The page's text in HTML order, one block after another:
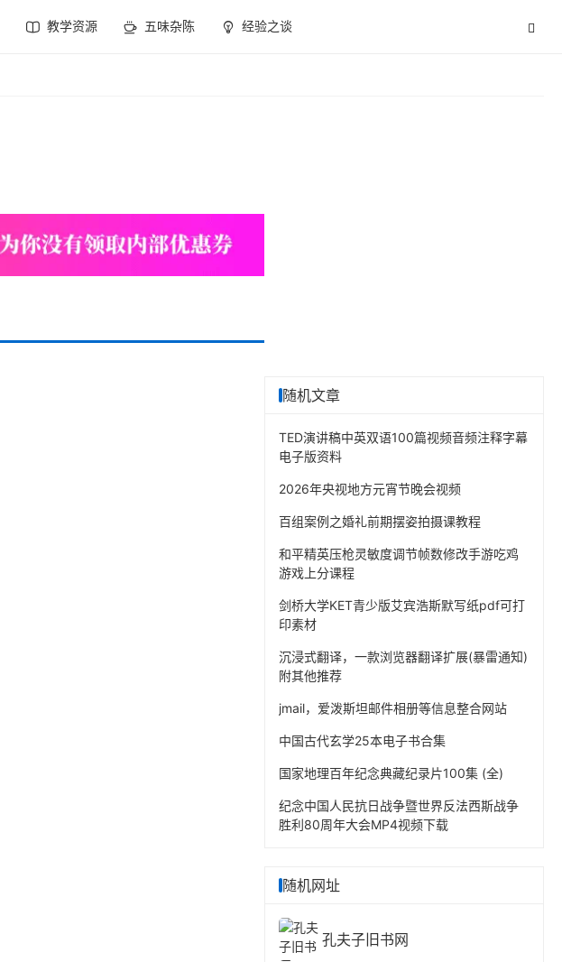
教学资源 五味杂陈 经验之谈
随机文章
TED演讲稿中英双语100篇视频音频注释字幕
电子版资料
2026年央视地方元宵节晚会视频
百组案例之婚礼前期摆姿拍摄课教程
和平精英压枪灵敏度调节帧数修改手游吃鸡
游戏上分课程
剑桥大学KET青少版艾宾浩斯默写纸pdf可打
印素材
沉浸式翻译，一款浏览器翻译扩展(暴雷通知)
附其他推荐
jmail，爱泼斯坦邮件相册等信息整合网站
中国古代玄学25本电子书合集
国家地理百年纪念典藏纪录片100集 (全)
纪念中国人民抗日战争暨世界反法西斯战争
胜利80周年大会MP4视频下载
随机网址
孔夫子旧书网